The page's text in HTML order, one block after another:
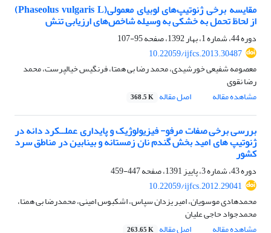
مقایسه برخی ژنوتیپ‌های لوبیای معمولی(Phaseolus vulgaris L)
از لحاظ تحمل به خشکی به وسیله شاخص‌های ارزیابی تنش
دوره 44، شماره 1، بهار 1392، صفحه
95-107
10.22059/ijfcs.2013.30487
معصومه شفیعی خورشیدی، محمد رضا بی همتا، فرنگیس خیالپرست، محمد
رضا نقوی
مشاهده مقاله
اصل مقاله 368.5 K
بررسی برخی صفات مرفو- فیزیولوژیک و پایداری عملــکرد دانه در
ژنوتیپ های امید بخش گندم نان زمستانه و بینابین در مناطق سرد
کشور
دوره 43، شماره 3، پاییز 1391، صفحه
447-459
10.22059/ijfcs.2012.29041
محمدهادی موسویان، امیر یزدان سپاس، اشکبوس امینی، محمدرضا بی همتا،
محمدجواد حاجی علیان
مشاهده مقاله
اصل مقاله 263.65 K